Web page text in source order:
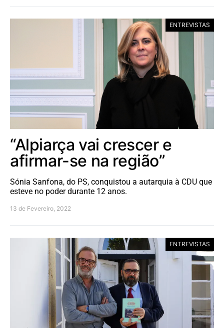
ENTREVISTAS
“Alpiarça vai crescer e
afirmar-se na região”
Sónia Sanfona, do PS, conquistou a autarquia à CDU que
esteve no poder durante 12 anos.
13 de Fevereiro, 2022
ENTREVISTAS